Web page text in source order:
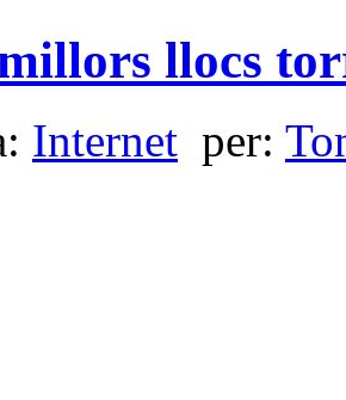
llocs
Internet per: